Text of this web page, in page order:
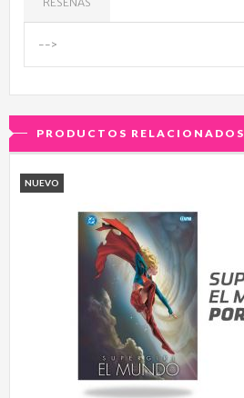
-->
PRODUCTOS RELACIONADOS
NUEVO